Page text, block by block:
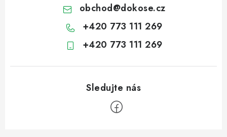
obchod@dokose.cz
+420 773 111 269
+420 773 111 269